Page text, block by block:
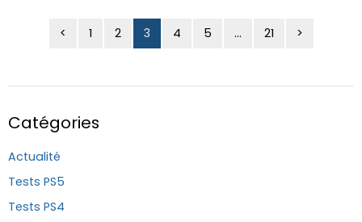
< 1 2 3 4 5 ... 21 >
Catégories
Actualité
Tests PS5
Tests PS4